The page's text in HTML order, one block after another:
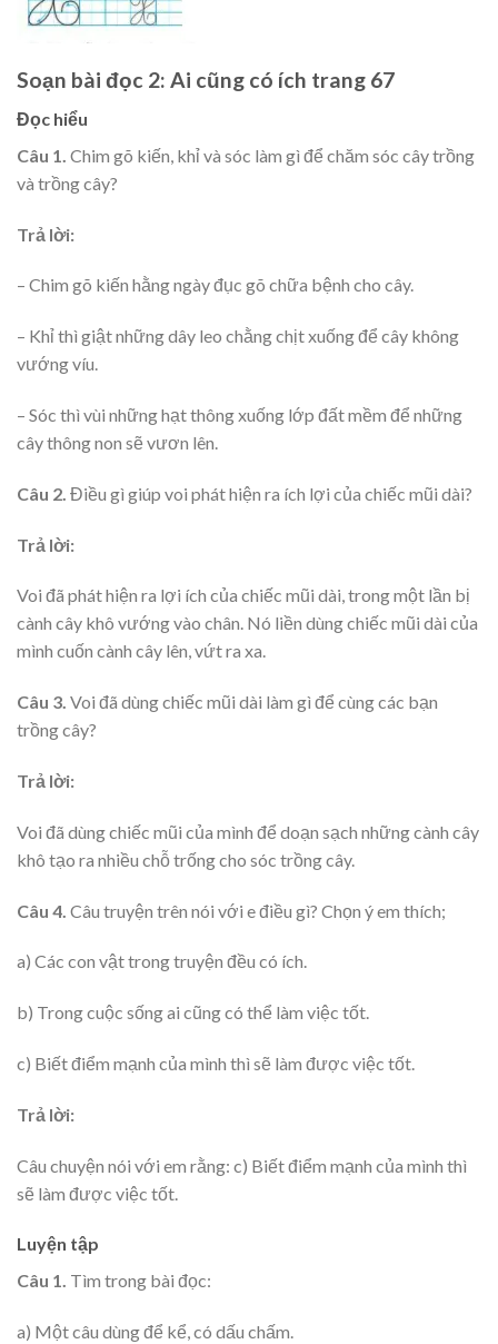
Soạn bài đọc 2: Ai cũng có ích trang 67
Đọc hiểu
Câu 1. Chim gõ kiến, khỉ và sóc làm gì để chăm sóc cây trồng
và trồng cây?
Trả lời:
– Chim gõ kiến hằng ngày đục gõ chữa bệnh cho cây.
– Khỉ thì giật những dây leo chằng chịt xuống để cây không
vướng víu.
– Sóc thì vùi những hạt thông xuống lớp đất mềm để những
cây thông non sẽ vươn lên.
Câu 2. Điều gì giúp voi phát hiện ra ích lợi của chiếc mũi dài?
Trả lời:
Voi đã phát hiện ra lợi ích của chiếc mũi dài, trong một lần bị
cành cây khô vướng vào chân. Nó liền dùng chiếc mũi dài của
mình cuốn cành cây lên, vứt ra xa.
Câu 3. Voi đã dùng chiếc mũi dài làm gì để cùng các bạn
trồng cây?
Trả lời:
Voi đã dùng chiếc mũi của mình để doạn sạch những cành cây
khô tạo ra nhiều chỗ trống cho sóc trồng cây.
Câu 4. Câu truyện trên nói với e điều gì? Chọn ý em thích;
a) Các con vật trong truyện đều có ích.
b) Trong cuộc sống ai cũng có thể làm việc tốt.
c) Biết điểm mạnh của mình thì sẽ làm được việc tốt.
Trả lời:
Câu chuyện nói với em rằng: c) Biết điểm mạnh của mình thì
sẽ làm được việc tốt.
Luyện tập
Câu 1. Tìm trong bài đọc:
a) Một câu dùng để kể, có dấu chấm.